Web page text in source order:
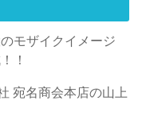
モザイクイメージ
！
宛名商会本店の山上